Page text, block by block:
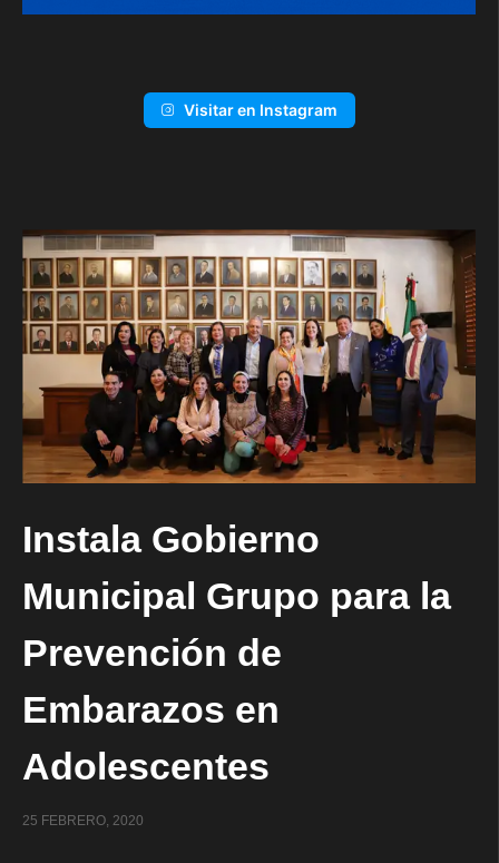
Visitar en Instagram
Instala Gobierno
Municipal Grupo para la
Prevención de
Embarazos en
Adolescentes
25 FEBRERO, 2020